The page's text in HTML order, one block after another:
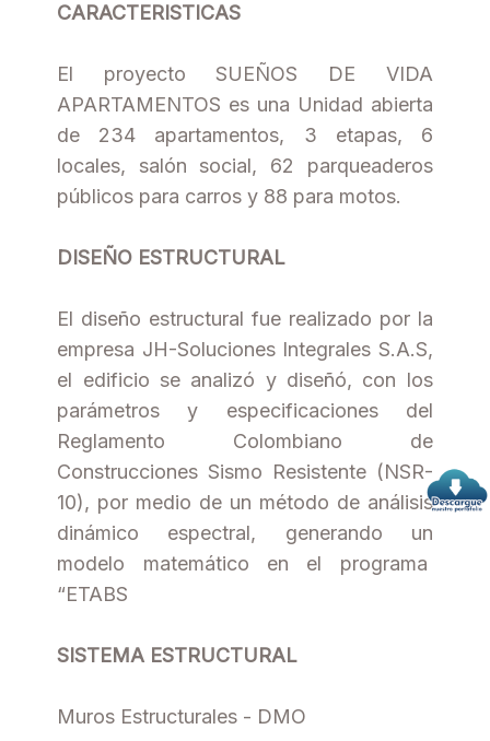
CARACTERISTICAS
El proyecto SUEÑOS DE VIDA
APARTAMENTOS es una Unidad abierta
de 234 apartamentos, 3 etapas, 6
locales, salón social, 62 parqueaderos
públicos para carros y 88 para motos.
DISEÑO ESTRUCTURAL
El diseño estructural fue realizado por la
empresa JH-Soluciones Integrales S.A.S,
el edificio se analizó y diseñó, con los
parámetros y especificaciones del
Reglamento Colombiano de
Construcciones Sismo Resistente (NSR-
10), por medio de un método de análisis
dinámico espectral, generando un
modelo matemático en el programa
“ETABS
SISTEMA ESTRUCTURAL
Muros Estructurales - DMO